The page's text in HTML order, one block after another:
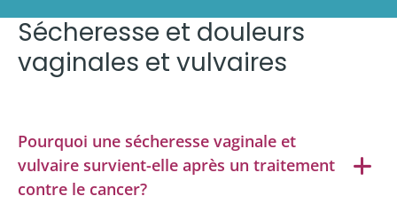
Sécheresse et douleurs
vaginales et vulvaires
Pourquoi une sécheresse vaginale et
vulvaire survient-elle après un traitement
contre le cancer?